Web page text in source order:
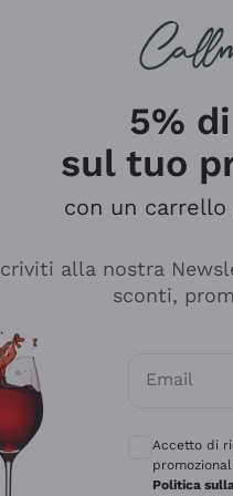
è male ma secondo
5%
sul tuo
con un
alla nostra
sconti,
Email
Accetto di
Politica